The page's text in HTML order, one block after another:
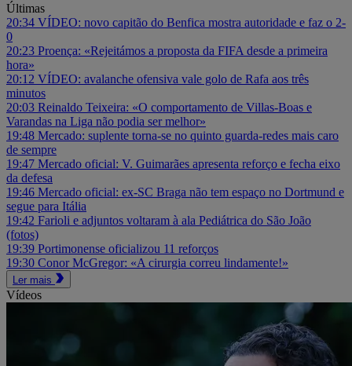
Últimas
20:34 VÍDEO: novo capitão do Benfica mostra autoridade e faz o 2-
0
20:23 Proença: «Rejeitámos a proposta da FIFA desde a primeira
hora»
20:12 VÍDEO: avalanche ofensiva vale golo de Rafa aos três
minutos
20:03 Reinaldo Teixeira: «O comportamento de Villas-Boas e
Varandas na Liga não podia ser melhor»
19:48 Mercado: suplente torna-se no quinto guarda-redes mais caro
de sempre
19:47 Mercado oficial: V. Guimarães apresenta reforço e fecha eixo
da defesa
19:46 Mercado oficial: ex-SC Braga não tem espaço no Dortmund e
segue para Itália
19:42 Farioli e adjuntos voltaram à ala Pediátrica do São João
(fotos)
19:39 Portimonense oficializou 11 reforços
19:30 Conor McGregor: «A cirurgia correu lindamente!»
Ler mais
Vídeos